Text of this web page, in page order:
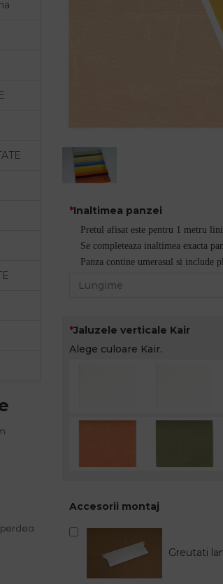
Inaltimea panzei
Pretul afisat este pentru 1 metru
Se completeaza inaltimea exacta
Panza contine umerasul si include
Jaluzele verticale Kair
Alege culoare Kair.
Accesorii montaj
Greutati